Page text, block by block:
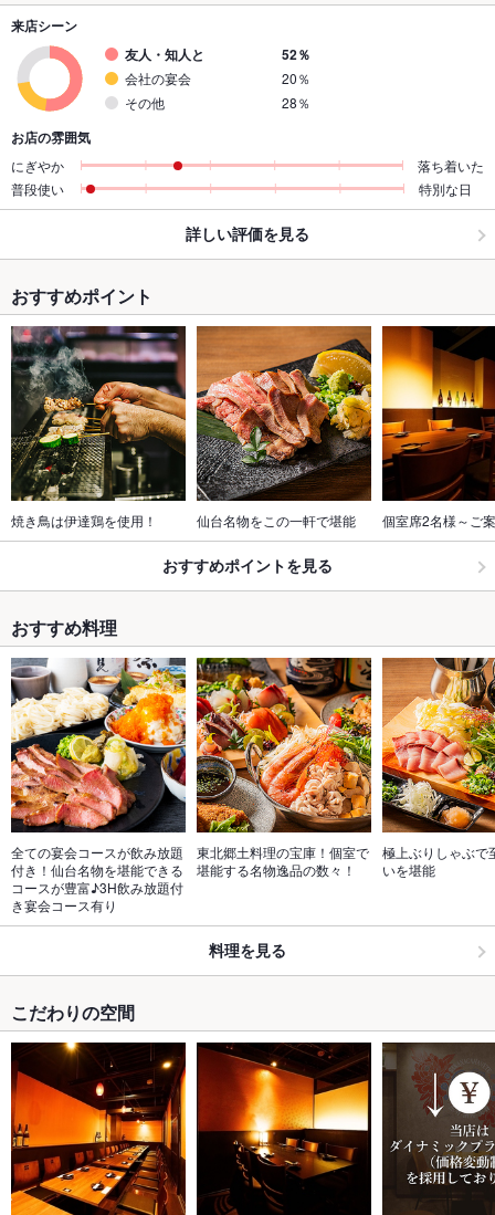
来店シーン
友人・知人と
52％
会社の宴会
20％
その他
28％
お店の雰囲気
にぎやか
落ち着いた
普段使い
特別な日
詳しい評価を見る
おすすめポイント
焼き鳥は伊達鶏を使用！ 仙台名物をこの一軒で堪能 個室席2名様～ご
おすすめポイントを見る
おすすめ料理
全ての宴会コースが飲み放題
付き！仙台名物を堪能できる
コースが豊富♪3H飲み放題付
き宴会コース有り
東北郷土料理の宝庫！個室で
堪能する名物逸品の数々！
極上ぶりしゃぶで
いを堪能
料理を見る
こだわりの空間